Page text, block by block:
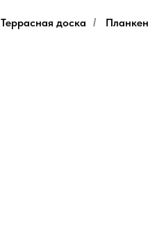
Террасная доска / Планкен